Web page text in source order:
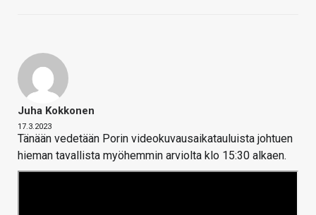
Juha Kokkonen
17.3.2023
Tänään vedetään Porin videokuvausaikatauluista johtuen
hieman tavallista myöhemmin arviolta klo 15:30 alkaen.